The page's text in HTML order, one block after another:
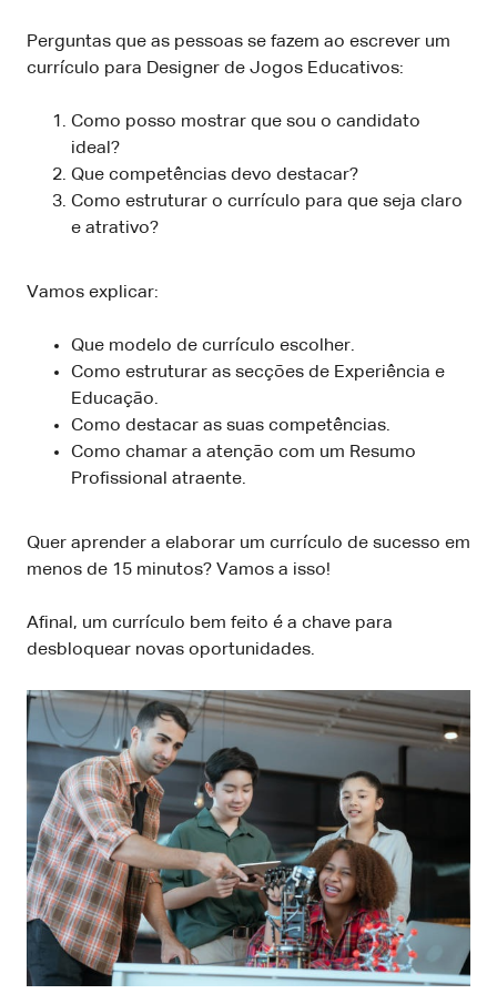
Perguntas que as pessoas se fazem ao escrever um
currículo para Designer de Jogos Educativos:
Como posso mostrar que sou o candidato
ideal?
Que competências devo destacar?
Como estruturar o currículo para que seja claro
e atrativo?
Vamos explicar:
Que modelo de currículo escolher.
Como estruturar as secções de Experiência e
Educação.
Como destacar as suas competências.
Como chamar a atenção com um Resumo
Profissional atraente.
Quer aprender a elaborar um currículo de sucesso em
menos de 15 minutos? Vamos a isso!
Afinal, um currículo bem feito é a chave para
desbloquear novas oportunidades.